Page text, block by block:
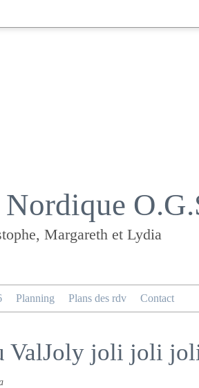
Margareth et Lydia
Planning Plans des rdv Contact
ValJoly joli joli